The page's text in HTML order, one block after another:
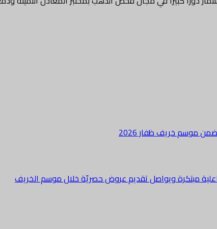
موسم خريف ظفار 2026
مبتكرة ويواصل تقديم عروض حصريّة خلال موسم الخريف